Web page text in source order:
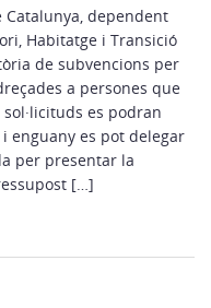
Catalunya, dependent
Habitatge i Transició
de subvencions per
a persones que
es podran
enguany es pot delegar
per presentar la
[…]